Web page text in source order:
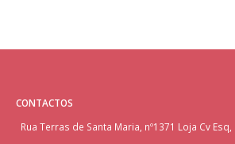
CONTACTOS
Rua Terras de Santa Maria, nº1371 Loja Cv Esq,